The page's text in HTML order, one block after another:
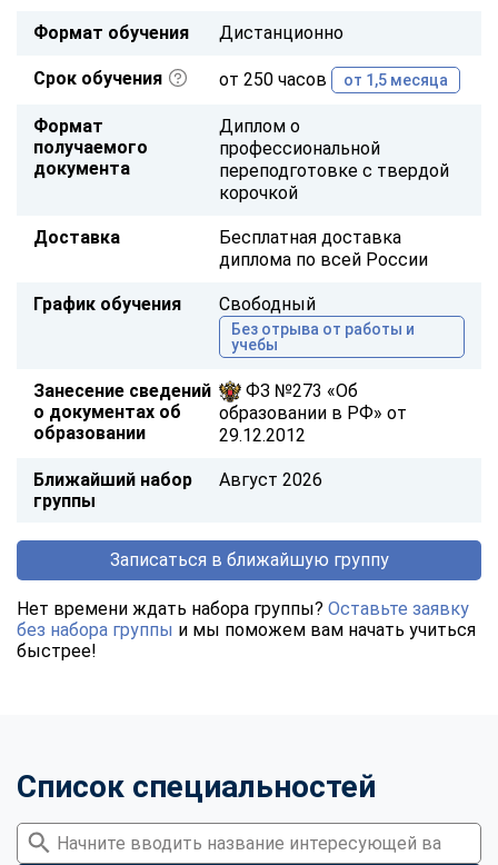
Формат обучения Дистанционно
Срок обучения от 250 часов от 1,5 месяца
Формат
получаемого
документа
Диплом о
профессиональной
переподготовке с твердой
корочкой
Доставка
Бесплатная доставка
диплома по всей России
График обучения Свободный
Без отрыва от работы и
учебы
Занесение сведений
о документах об
образовании
ФЗ №273 «Об
образовании в РФ» от
29.12.2012
Ближайший набор
группы
Август 2026
Записаться в ближайшую группу
Нет времени ждать набора группы? Оставьте заявку
без набора группы и мы поможем вам начать учиться
быстрее!
Список специальностей